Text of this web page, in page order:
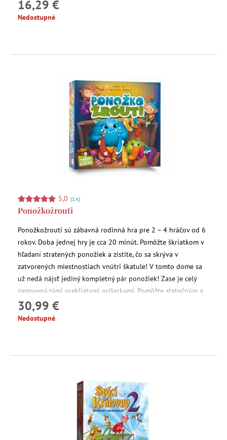
cesty z bludiska a mnoho ďalších!
16,29 €
Nedostupné
5,0 (1x)
Ponožkožrouti
Ponožkožrouti sú zábavná rodinná hra pre 2 – 4 hráčov od 6
rokov. Doba jednej hry je cca 20 minút. Pomôžte škriatkom v
hľadaní stratených ponožiek a zistite, čo sa skrýva v
zatvorených miestnostiach vnútri škatule! V tomto dome sa
už nedá nájsť jediný kompletný pár ponožiek! Zase je celý
zamorený tými prekliatymi príšerkami. Pomôžte statočným a
pracovitým škriatkom zjednať poriadok.
30,99 €
Nedostupné